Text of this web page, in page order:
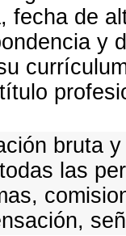
fecha de
y
bruta
las